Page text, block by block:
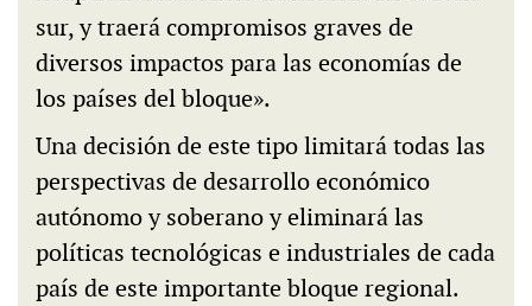
sur, y traerá compromisos graves de
diversos impactos para las economías de
los países del bloque».
Una decisión de este tipo limitará todas las
perspectivas de desarrollo económico
autónomo y soberano y eliminará las
políticas tecnológicas e industriales de cada
país de este importante bloque regional.